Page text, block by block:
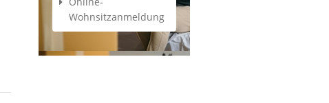
Wohnsitzanmeldung